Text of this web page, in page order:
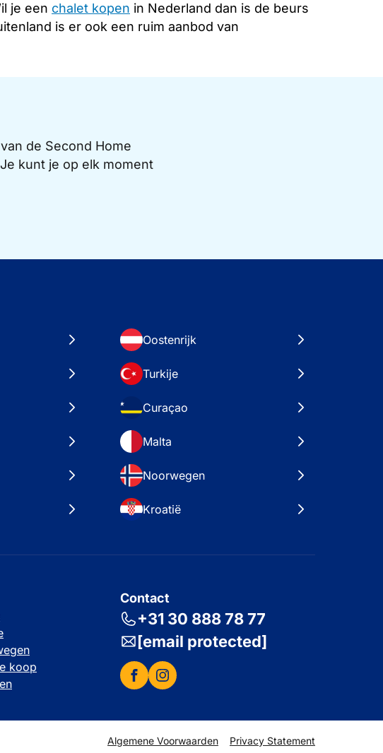
je een chalet kopen in Nederland dan is de beurs
is er ook een ruim aanbod van
de Second Home
kunt je op elk moment
Oostenrijk
Turkije
Curaçao
Malta
Noorwegen
Kroatië
koop
Contact
+31 30 888 78 77
[email protected]
Algemene Voorwaarden Privacy Statement